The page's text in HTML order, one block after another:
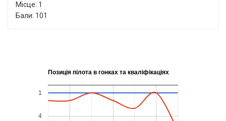
Місце: 1
Бали: 101
Позиція пілота в гонках та кваліфікаціях
1
4